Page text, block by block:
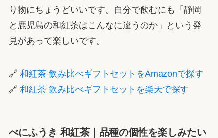
り物にちょうどいいです。自分で飲むにも「静岡
と鹿児島の和紅茶はこんなに違うのか」という発
見があって楽しいです。
🔗 和紅茶 飲み比べギフトセットをAmazonで探す
🔗 和紅茶 飲み比べギフトセットを楽天で探す
べにふうき 和紅茶｜品種の個性を楽しみたい